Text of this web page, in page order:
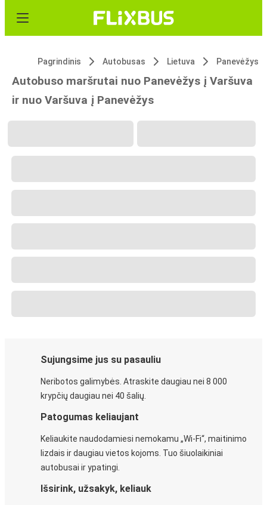
Pagrindinis Autobusas Lietuva Panevėžys
Autobuso maršrutai nuo Panevėžys į Varšuva
ir nuo Varšuva į Panevėžys
Sujungsime jus su pasauliu
Neribotos galimybės. Atraskite daugiau nei 8 000
krypčių daugiau nei 40 šalių.
Patogumas keliaujant
Keliaukite naudodamiesi nemokamu „Wi-Fi“, maitinimo
lizdais ir daugiau vietos kojoms. Tuo šiuolaikiniai
autobusai ir ypatingi.
Išsirink, užsakyk, keliauk